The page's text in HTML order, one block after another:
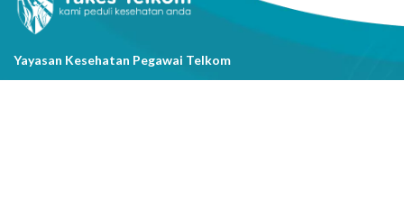
Yayasan Kesehatan Pegawai Telkom